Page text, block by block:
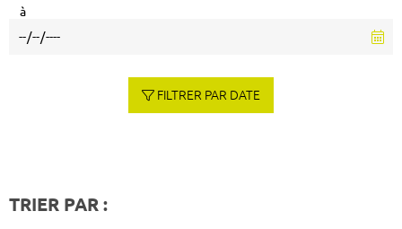
à
FILTRER PAR DATE
TRIER PAR :